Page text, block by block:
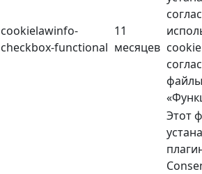
cookielawinfo-
checkbox-functional
11
месяцев
Этот